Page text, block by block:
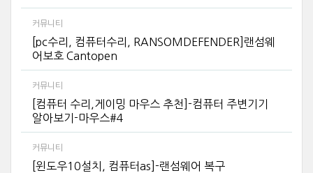
커뮤니티
[pc수리, 컴퓨터수리, RANSOMDEFENDER]랜섬웨
어보호 Cantopen
커뮤니티
[컴퓨터 수리,게이밍 마우스 추천]-컴퓨터 주변기기
알아보기-마우스#4
커뮤니티
[윈도우10설치, 컴퓨터as]-랜섬웨어 복구